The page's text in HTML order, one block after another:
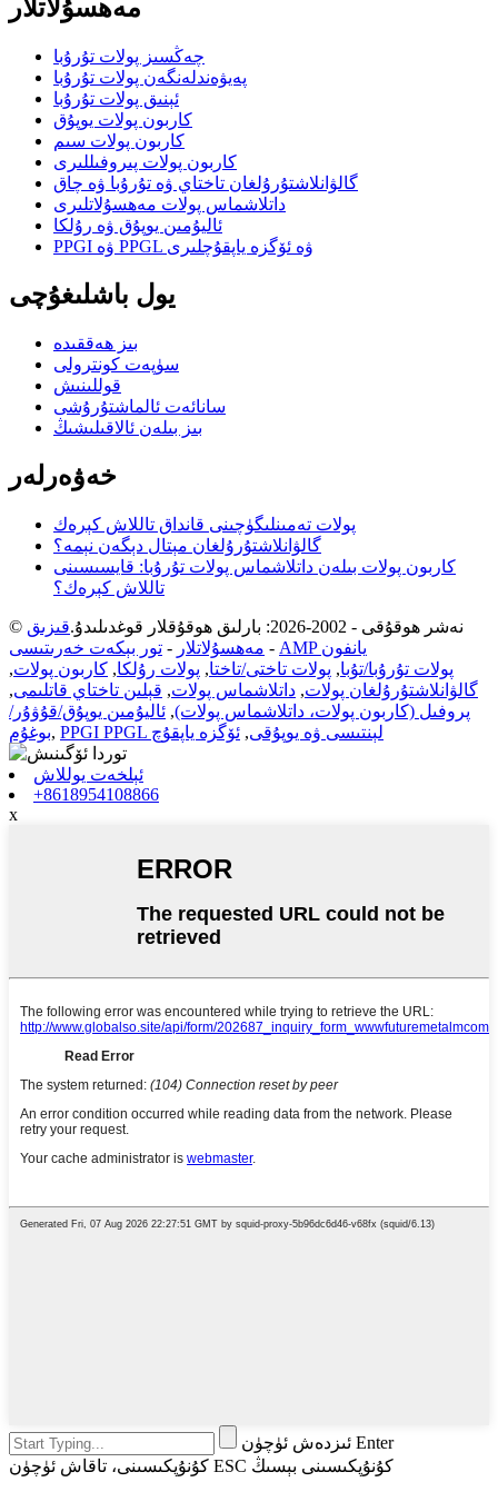
مەھسۇلاتلار
چەڭسىز پولات تۇرۇبا
پەيۋەندلەنگەن پولات تۇرۇبا
ئېنىق پولات تۇرۇبا
كاربون پولات يوپۇق
كاربون پولات سىم
كاربون پولات پىروفىللىرى
گالۋانلاشتۇرۇلغان تاختاي ۋە تۇرۇبا ۋە چاق
داتلاشماس پولات مەھسۇلاتلىرى
ئاليۇمىن يوپۇق ۋە رۇلكا
PPGI ۋە PPGL ۋە ئۆگزە ياپقۇچلىرى
يول باشلىغۇچى
بىز ھەققىدە
سۈپەت كونترولى
قوللىنىش
سانائەت ئالماشتۇرۇشى
بىز بىلەن ئالاقىلىشىڭ
خەۋەرلەر
پولات تەمىنلىگۈچىنى قانداق تاللاش كېرەك
گالۋانلاشتۇرۇلغان مېتال دېگەن نېمە؟
كاربون پولات بىلەن داتلاشماس پولات تۇرۇبا: قايسىسىنى
تاللاش كېرەك؟
© نەشر ھوقۇقى - 2002-2026: بارلىق ھوقۇقلار قوغدىلىدۇ.
قىزىق
مەھسۇلاتلار - تور بېكەت خەرىتىسى -
AMP يانفون
پولات تۇرۇبا/تۇبا, پولات تاختى/تاختا, پولات رۇلكا, كاربون پولات,
گالۋانلاشتۇرۇلغان پولات, داتلاشماس پولات, قېلىن تاختاي قاتلىمى,
پروفىل (كاربون پولات، داتلاشماس پولات), ئاليۇمىن يوپۇق/قۇۋۇر/
بوغۇم, PPGI PPGL لېنتىسى ۋە يوپۇقى, ئۆگزە ياپقۇچ
ئېلخەت يوللاش
+8618954108866
x
ئىزدەش ئۈچۈن Enter
كۇنۇپكىسىنى، تاقاش ئۈچۈن ESC كۇنۇپكىسىنى بېسىڭ